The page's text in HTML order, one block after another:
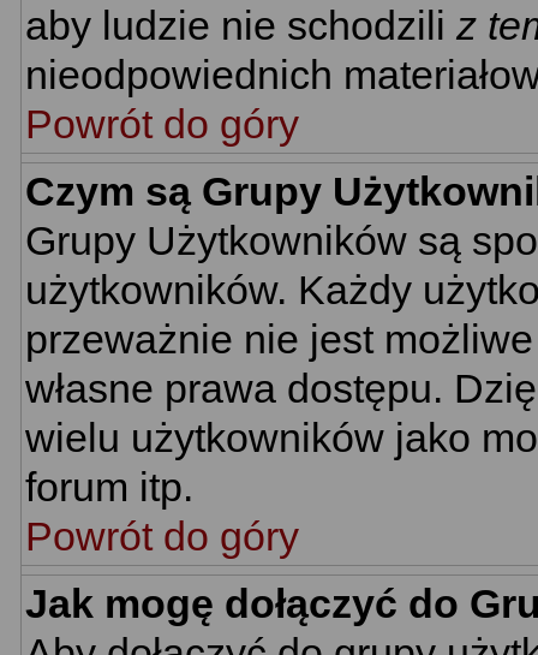
aby ludzie nie schodzili z
nieodpowiednich
Powrót do góry
Czym są Grupy
Grupy Użytkowników są
użytkowników. Każdy
przeważnie nie jest
własne prawa dostępu.
wielu użytkowników jako
forum itp.
Powrót do góry
Jak mogę dołączyć do